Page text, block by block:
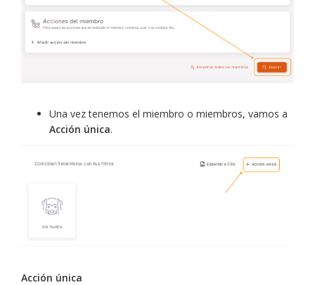
Una vez tenemos el miembro o miembros, vamos a
Acción única.
Acción única